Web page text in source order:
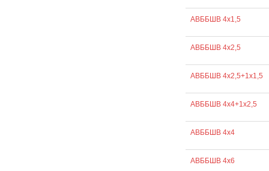
АВББШВ 4х1,5
АВББШВ 4х2,5
АВББШВ 4х2,5+1х1,5
АВББШВ 4х4+1х2,5
АВББШВ 4х4
АВББШВ 4х6